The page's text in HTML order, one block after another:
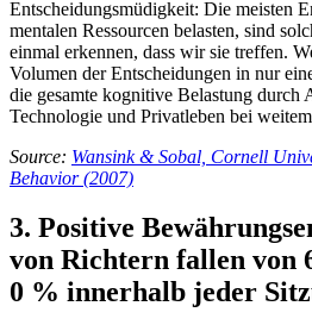
Entscheidungsmüdigkeit: Die meisten
mentalen Ressourcen belasten, sind
einmal erkennen, dass wir sie treffen.
Volumen der Entscheidungen in nur
die gesamte kognitive Belastung
Technologie und Privatleben bei
Source: Wansink & Sobal, Cornell
Behavior (2007)
3. Positive
von Richtern fallen von
0 % innerhalb jeder